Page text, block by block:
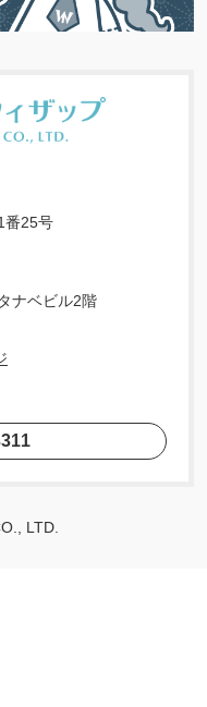
番25号
ナベビル2階
LTD.